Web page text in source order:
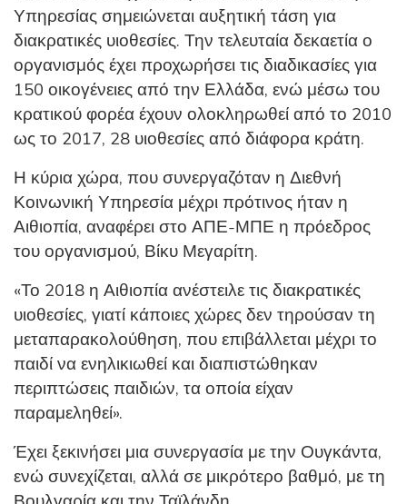
Υπηρεσίας σημειώνεται αυξητική τάση για
διακρατικές υιοθεσίες. Την τελευταία δεκαετία ο
οργανισμός έχει προχωρήσει τις διαδικασίες για
150 οικογένειες από την Ελλάδα, ενώ μέσω του
κρατικού φορέα έχουν ολοκληρωθεί από το 2010
ως το 2017, 28 υιοθεσίες από διάφορα κράτη.
Η κύρια χώρα, που συνεργαζόταν η Διεθνή
Κοινωνική Υπηρεσία μέχρι πρότινος ήταν η
Αιθιοπία, αναφέρει στο ΑΠΕ-ΜΠΕ η πρόεδρος
του οργανισμού, Βίκυ Μεγαρίτη.
«Το 2018 η Αιθιοπία ανέστειλε τις διακρατικές
υιοθεσίες, γιατί κάποιες χώρες δεν τηρούσαν τη
μεταπαρακολούθηση, που επιβάλλεται μέχρι το
παιδί να ενηλικιωθεί και διαπιστώθηκαν
περιπτώσεις παιδιών, τα οποία είχαν
παραμεληθεί».
Έχει ξεκινήσει μια συνεργασία με την Ουγκάντα,
ενώ συνεχίζεται, αλλά σε μικρότερο βαθμό, με τη